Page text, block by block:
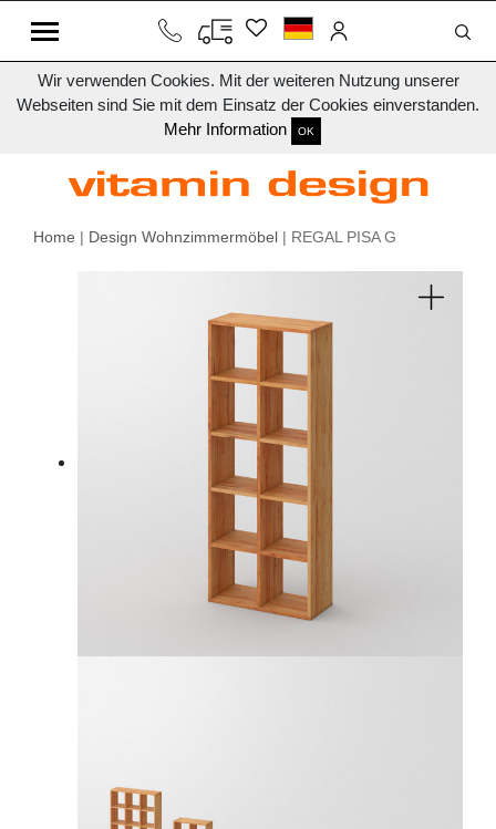
Wir verwenden Cookies. Mit der weiteren Nutzung unserer
Webseiten sind Sie mit dem Einsatz der Cookies einverstanden.
Mehr Information
OK
Home | Design Wohnzimmermöbel | REGAL PISA G